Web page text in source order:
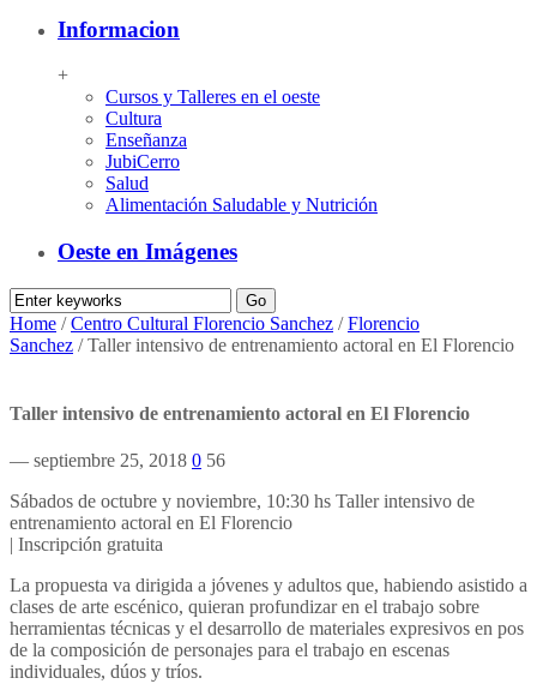
Informacion
+
Cursos y Talleres en el oeste
Cultura
Enseñanza
JubiCerro
Salud
Alimentación Saludable y Nutrición
Oeste en Imágenes
Home /Centro Cultural Florencio Sanchez /Florencio
Sanchez /Taller intensivo de entrenamiento actoral en El Florencio
Taller intensivo de entrenamiento actoral en El Florencio
— septiembre 25, 2018 0 56
Sábados de octubre y noviembre, 10:30 hs Taller intensivo de
entrenamiento actoral en El Florencio
| Inscripción gratuita
La propuesta va dirigida a jóvenes y adultos que, habiendo asistido a
clases de arte escénico, quieran profundizar en el trabajo sobre
herramientas técnicas y el desarrollo de materiales expresivos en pos
de la composición de personajes para el trabajo en escenas
individuales, dúos y tríos.